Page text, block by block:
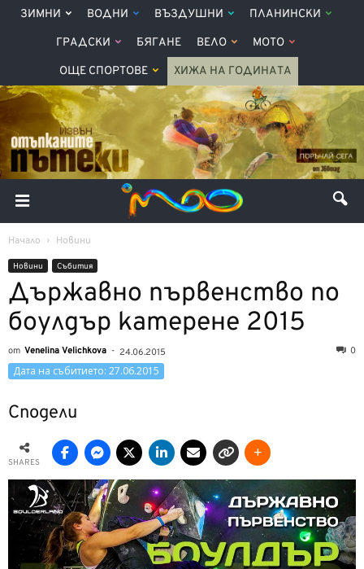
ЗИМНИ ВОДНИ ВЪЗДУШНИ ПЛАНИНСКИ
ГРАДСКИ БЯГАНЕ ВЕЛО МОТО
ОЩЕ СПОРТОВЕ ХИЖА НА ГОДИНАТА
Начало Новини
Новини Събития
Държавно първенство по
боулдър катерене 2015
от Venelina Velichkova - 24.06.2015 0
Дата на събитието: 27.06.2015
Сподели
SHARES